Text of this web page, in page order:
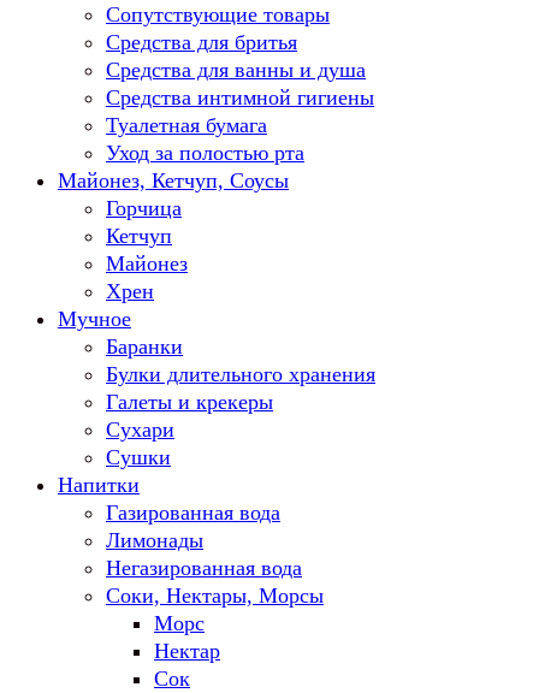
Сопутствующие товары
Средства для бритья
Средства для ванны и душа
Средства интимной гигиены
Туалетная бумага
Уход за полостью рта
Майонез, Кетчуп, Соусы
Горчица
Кетчуп
Майонез
Хрен
Мучное
Баранки
Булки длительного хранения
Галеты и крекеры
Сухари
Сушки
Напитки
Газированная вода
Лимонады
Негазированная вода
Соки, Нектары, Морсы
Морс
Нектар
Сок